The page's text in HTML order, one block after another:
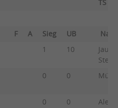
TS
F A Sieg UB
1 10
0 0
0 0
Aleo,